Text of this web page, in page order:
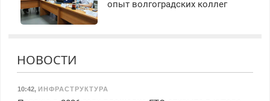
опыт волгоградских коллег
НОВОСТИ
10:42, ИНФРАСТРУКТУРА